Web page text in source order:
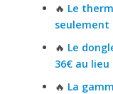
🔥 Le
seulement
🔥 Le
36€ au lieu
🔥 La